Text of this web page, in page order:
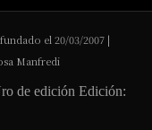
el 20/03/2007 |
Manfredi
de edición Edición: